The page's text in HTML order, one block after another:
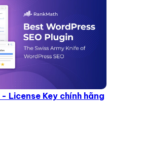
License Key chính hãng